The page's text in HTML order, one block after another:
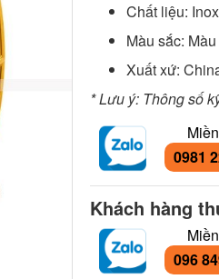
Chất liệu: Inox
Màu sắc:
Xuất xứ:
* Lưu ý: Thông số
0981
Khách hàng
096